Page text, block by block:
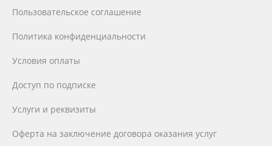
Пользовательское соглашение
Политика конфиденциальности
Условия оплаты
Доступ по подписке
Услуги и реквизиты
Оферта на заключение договора оказания услуг